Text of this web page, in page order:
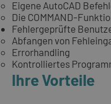
Eigene AutoCAD
Die COMMAND-
Fehlergeprüfte
Abfangen von
Errorhandling
Kontrolliertes
Ihre Vorteile